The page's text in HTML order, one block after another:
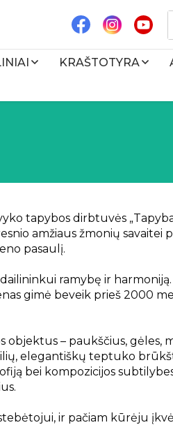
KRAŠTOTYRA
tapybos dirbtuvės
amžiaus žmonių savaitei
pasaulį.
ramybę ir harmoniją.
gimė beveik prieš 2000
objektus – paukščius, gėles,
elegantiškų teptuko
bei kompozicijos
ir pačiam kūrėju